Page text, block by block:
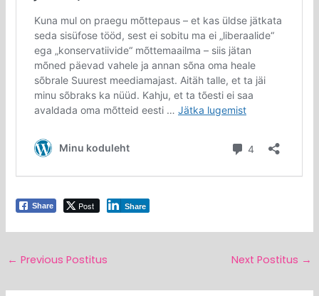
Share Post Share
← Previous Postitus Next Postitus →